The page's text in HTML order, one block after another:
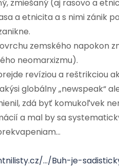
zmiešaný (aj rasovo a
a etnicita a s nimi zánik
zemského napokon
neomarxizmu).
revíziou a reštrikciou
globálny „newspeak“
zdá byť komukoľvek
a mal by sa
…/Buh-je-